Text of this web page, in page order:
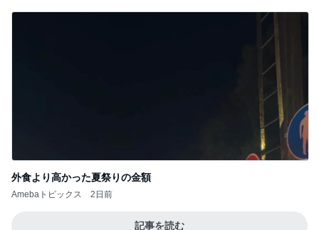
Amebaトピックス 9時間前